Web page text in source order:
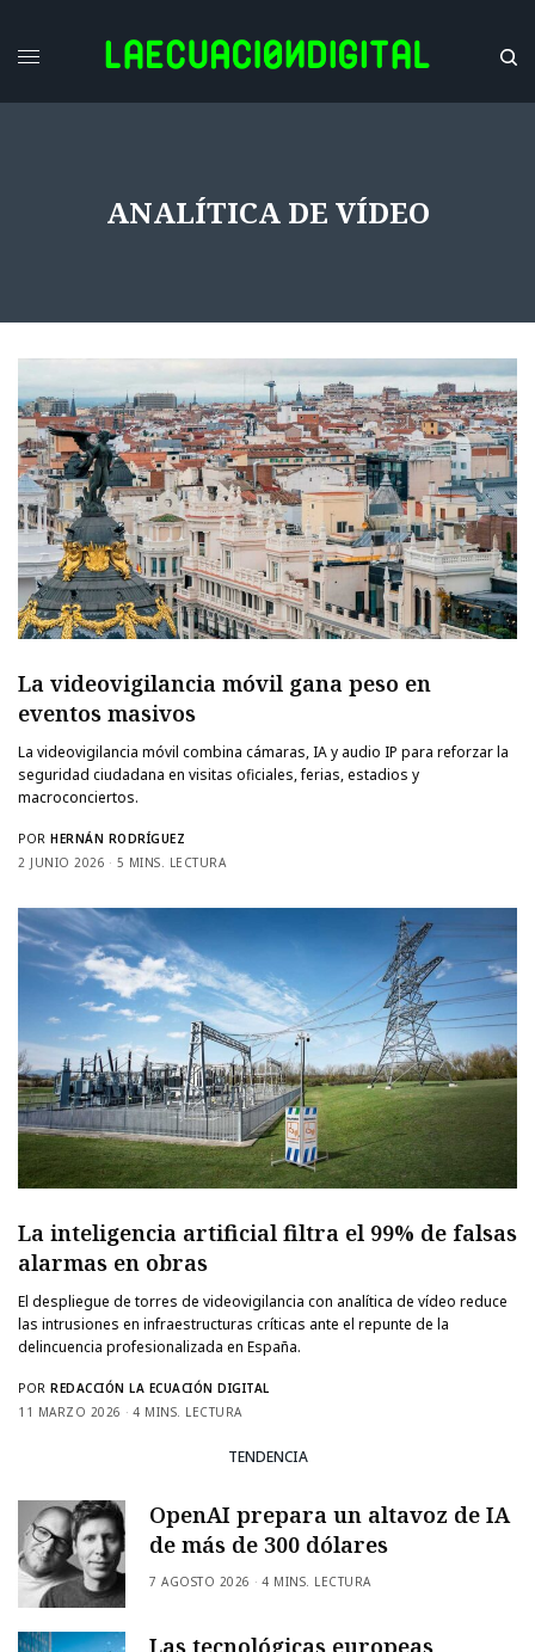
ANALÍTICA DE VÍDEO
La videovigilancia móvil gana peso en
eventos masivos
La videovigilancia móvil combina cámaras, IA y audio IP para reforzar la
seguridad ciudadana en visitas oficiales, ferias, estadios y
macroconciertos.
POR HERNÁN RODRÍGUEZ
2 JUNIO 2026
5 MINS. LECTURA
La inteligencia artificial filtra el 99% de falsas
alarmas en obras
El despliegue de torres de videovigilancia con analítica de vídeo reduce
las intrusiones en infraestructuras críticas ante el repunte de la
delincuencia profesionalizada en España.
POR REDACCIÓN LA ECUACIÓN DIGITAL
11 MARZO 2026
4 MINS. LECTURA
TENDENCIA
OpenAI prepara un altavoz de IA
de más de 300 dólares
7 AGOSTO 2026 4 MINS. LECTURA